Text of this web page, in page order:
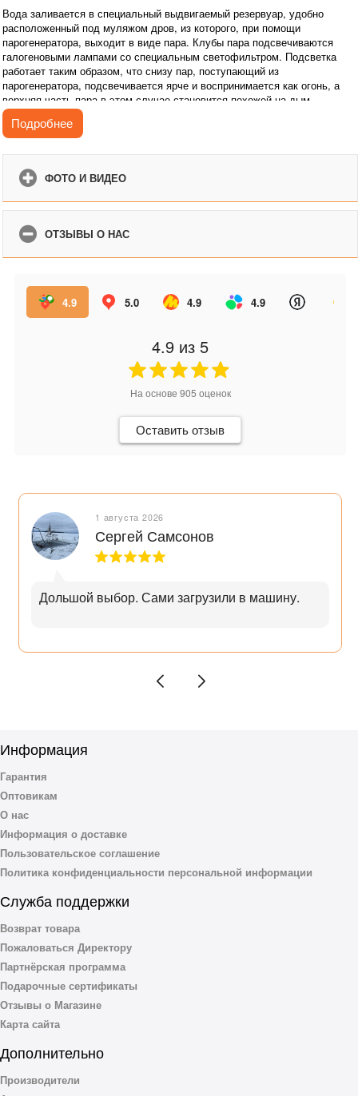
Вода заливается в специальный выдвигаемый резервуар, удобно
расположенный под муляжом дров, из которого, при помощи
парогенератора, выходит в виде пара. Клубы пара подсвечиваются
галогеновыми лампами со специальным светофильтром. Подсветка
работает таким образом, что снизу пар, поступающий из
парогенератора, подсвечивается ярче и воспринимается как огонь, а
верхняя часть пара в этом случае становится похожей на дым.
В очаге предусмотрена функция контроля интенсивности пламени. Для
удобства предусмотрен пульт дистанционного управления.
Благодаря электрическому камину в вашей квартире не только
появляется «живое» пламя, но происходит и увлажнение воздуха в
помещении. Очаг можно встроить в любой, подходящий по размеру
портал.
Камин с эффектом реального пламени создаст неповторимую
атмосферу уюта и комфорта в Вашем доме.
Подробнее
ФОТО И ВИДЕО
ОТЗЫВЫ О НАС
4.9 5.0 4.9 4.9
4.9 из 5
На основе 905 оценок
Оставить отзыв
1 августа 2026
Сергей Самсонов
Дольшой выбор. Сами загрузили в машину.
Информация
Гарантия
Оптовикам
О нас
Информация о доставке
Пользовательское соглашение
Политика конфиденциальности персональной информации
Служба поддержки
Возврат товара
Пожаловаться Директору
Партнёрская программа
Подарочные сертификаты
Отзывы о Магазине
Карта сайта
Дополнительно
Производители